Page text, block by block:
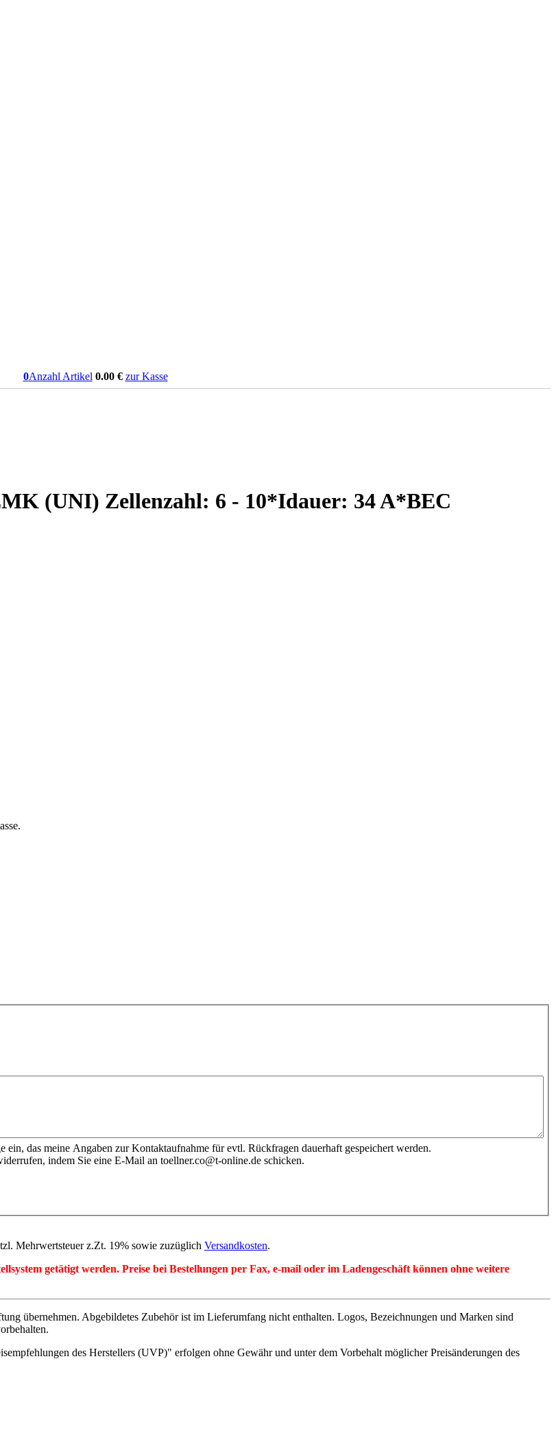
0Anzahl Artikel 0.00€ zur Kasse
(UNI) Zellenzahl: 6 - 10*Idauer: 34 A*BEC
das meine Angaben zur Kontaktaufnahme für evtl. Rückfragen dauerhaft gespeichert werden.
indem Sie eine E-Mail an toellner.co@t-online.de schicken.
Mehrwertsteuer z.Zt. 19% sowie zuzüglich Versandkosten.
getätigt werden. Preise bei Bestellungen per Fax, e-mail oder im Ladengeschäft können ohne weitere
übernehmen. Abgebildetes Zubehör ist im Lieferumfang nicht enthalten. Logos, Bezeichnungen und Marken sind
des Herstellers (UVP)" erfolgen ohne Gewähr und unter dem Vorbehalt möglicher Preisänderungen des